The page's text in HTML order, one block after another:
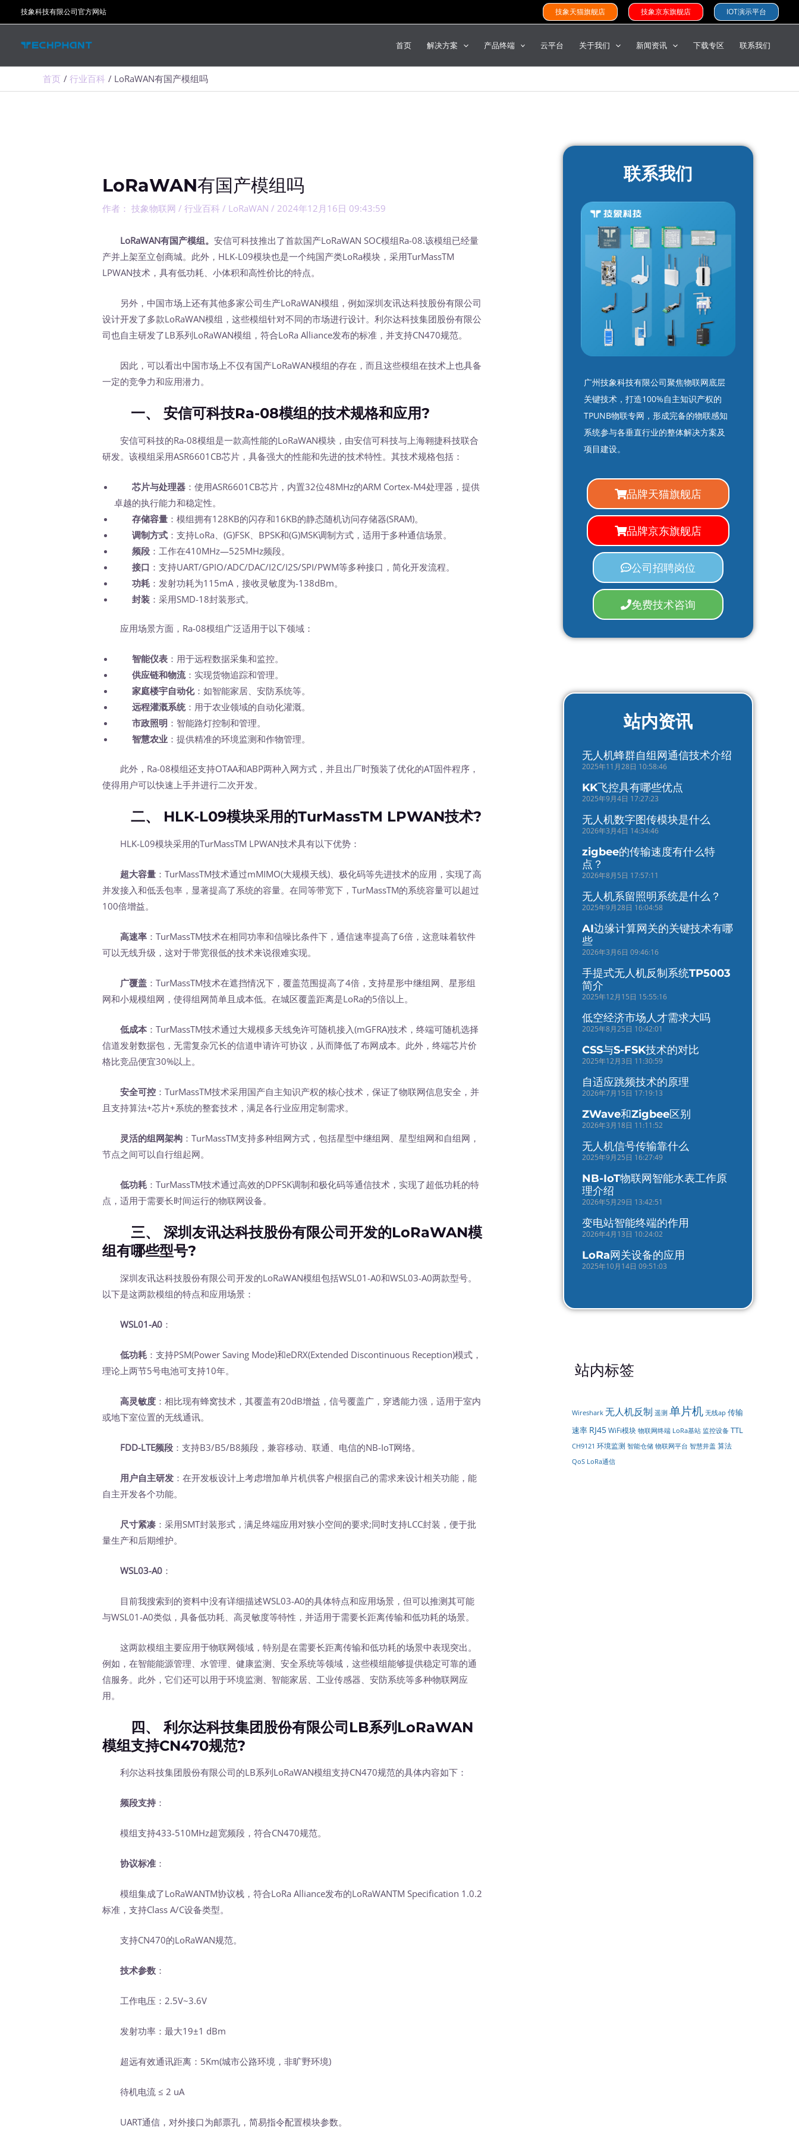
至
技象科技有限公司官方网站 技象天猫旗舰店 技象京东旗舰店 IOT演示平台
首页 解决方案 产品终端 云平台 关于我们 新闻资讯 下载专区 联系我们
首页 行业百科 LoRaWAN有国产模组吗
LoRaWAN有国产模组吗
作者： 技象物联网/行业百科 / LoRaWAN / 2024年12月16日 09:43:59
LoRaWAN有国产模组。安信可科技推出了首款国产LoRaWAN SOC模组Ra-08.该模组已经量
产并上架至立创商城。此外，HLK-L09模块也是一个纯国产类LoRa模块，采用TurMassTM
LPWAN技术，具有低功耗、小体积和高性价比的特点。
另外，中国市场上还有其他多家公司生产LoRaWAN模组，例如深圳友讯达科技股份有限公司
设计开发了多款LoRaWAN模组，这些模组针对不同的市场进行设计。利尔达科技集团股份有限公
司也自主研发了LB系列LoRaWAN模组，符合LoRa Alliance发布的标准，并支持CN470规范。
因此，可以看出中国市场上不仅有国产LoRaWAN模组的存在，而且这些模组在技术上也具备
一定的竞争力和应用潜力。
一、 安信可科技Ra-08模组的技术规格和应用?
安信可科技的Ra-08模组是一款高性能的LoRaWAN模块，由安信可科技与上海翱捷科技联合
研发。该模组采用ASR6601CB芯片，具备强大的性能和先进的技术特性。其技术规格包括：
芯片与处理器 ：使用ASR6601CB芯片，内置32位48MHz的ARM Cortex-M4处理器，提供
卓越的执行能力和稳定性。
存储容量 ：模组拥有128KB的闪存和16KB的静态随机访问存储器(SRAM)。
调制方式 ：支持LoRa、(G)FSK、BPSK和(G)MSK调制方式，适用于多种通信场景。
频段 ：工作在410MHz—525MHz频段。
接口 ：支持UART/GPIO/ADC/DAC/I2C/I2S/SPI/PWM等多种接口，简化开发流程。
功耗 ：发射功耗为115mA，接收灵敏度为-138dBm。
封装 ：采用SMD-18封装形式。
应用场景方面，Ra-08模组广泛适用于以下领域：
智能仪表 ：用于远程数据采集和监控。
供应链和物流：实现货物追踪和管理。
家庭楼宇自动化：如智能家居、安防系统等。
远程灌溉系统：用于农业领域的自动化灌溉。
市政照明 ：智能路灯控制和管理。
智慧农业 ：提供精准的环境监测和作物管理。
此外，Ra-08模组还支持OTAA和ABP两种入网方式，并且出厂时预装了优化的AT固件程序，
使得用户可以快速上手并进行二次开发。
二、 HLK-L09模块采用的TurMassTM LPWAN技术?
HLK-L09模块采用的TurMassTM LPWAN技术具有以下优势：
超大容量 ：TurMassTM技术通过mMIMO(大规模天线)、极化码等先进技术的应用，实现了高
并发接入和低丢包率，显著提高了系统的容量。在同等带宽下，TurMassTM的系统容量可以超过
100倍增益。
高速率 ：TurMassTM技术在相同功率和信噪比条件下，通信速率提高了6倍，这意味着软件
可以无线升级，这对于带宽很低的技术来说很难实现。
广覆盖 ：TurMassTM技术在遮挡情况下，覆盖范围提高了4倍，支持星形中继组网、星形组
网和小规模组网，使得组网简单且成本低。在城区覆盖距离是LoRa的5倍以上。
低成本：TurMassTM技术通过大规模多天线免许可随机接入(mGFRA)技术，终端可随机选择
信道发射数据包，无需复杂冗长的信道申请许可协议，从而降低了布网成本。此外，终端芯片价
格比竞品便宜30%以上。
安全可控 ：TurMassTM技术采用国产自主知识产权的核心技术，保证了物联网信息安全，并
且支持算法+芯片+系统的整套技术，满足各行业应用定制需求。
灵活的组网架构 ：TurMassTM支持多种组网方式，包括星型中继组网、星型组网和自组网，
节点之间可以自行组起网。
低功耗 ：TurMassTM技术通过高效的DPFSK调制和极化码等通信技术，实现了超低功耗的特
点，适用于需要长时间运行的物联网设备。
三、 深圳友讯达科技股份有限公司开发的LoRaWAN模
组有哪些型号?
深圳友讯达科技股份有限公司开发的LoRaWAN模组包括WSL01-A0和WSL03-A0两款型号。
以下是这两款模组的特点和应用场景：
WSL01-A0 ：
低功耗 ：支持PSM(Power Saving Mode)和eDRX(Extended Discontinuous Reception)模式，
理论上两节5号电池可支持10年。
高灵敏度 ：相比现有蜂窝技术，其覆盖有20dB增益，信号覆盖广，穿透能力强，适用于室内
或地下室位置的无线通讯。
FDD-LTE频段 ：支持B3/B5/B8频段，兼容移动、联通、电信的NB-IoT网络。
用户自主研发 ：在开发板设计上考虑增加单片机供客户根据自己的需求来设计相关功能，能
自主开发各个功能。
尺寸紧凑 ：采用SMT封装形式，满足终端应用对狭小空间的要求;同时支持LCC封装，便于批
量生产和后期维护。
WSL03-A0 ：
目前我搜索到的资料中没有详细描述WSL03-A0的具体特点和应用场景，但可以推测其可能
与WSL01-A0类似，具备低功耗、高灵敏度等特性，并适用于需要长距离传输和低功耗的场景。
这两款模组主要应用于物联网领域，特别是在需要长距离传输和低功耗的场景中表现突出。
例如，在智能能源管理、水管理、健康监测、安全系统等领域，这些模组能够提供稳定可靠的通
信服务。此外，它们还可以用于环境监测、智能家居、工业传感器、安防系统等多种物联网应
用。
四、 利尔达科技集团股份有限公司LB系列LoRaWAN
模组支持CN470规范?
利尔达科技集团股份有限公司的LB系列LoRaWAN模组支持CN470规范的具体内容如下：
频段支持：
模组支持433-510MHz超宽频段，符合CN470规范。
协议标准 ：
模组集成了LoRaWANTM协议栈，符合LoRa Alliance发布的LoRaWANTM Specification 1.0.2
标准，支持Class A/C设备类型。
支持CN470的LoRaWAN规范。
技术参数 ：
工作电压：2.5V~3.6V
发射功率：最大19±1 dBm
超远有效通讯距离：5Km(城市公路环境，非旷野环境)
待机电流 ≤ 2 uA
UART通信，对外接口为邮票孔，简易指令配置模块参数。
联系我们
广州技象科技有限公司聚焦物联网底层
关键技术，打造100%自主知识产权的
TPUNB物联专网，形成完备的物联感知
系统参与各垂直行业的整体解决方案及
项目建设。
品牌天猫旗舰店
品牌京东旗舰店
公司招聘岗位
免费技术咨询
站内资讯
无人机蜂群自组网通信技术介绍
2025年11月28日 10:58:46
KK飞控具有哪些优点
2025年9月4日 17:27:23
无人机数字图传模块是什么
2026年3月4日 14:34:46
zigbee的传输速度有什么特
点？
2026年8月5日 17:57:11
无人机系留照明系统是什么？
2025年9月28日 16:04:58
AI边缘计算网关的关键技术有哪
些
2026年3月6日 09:46:16
手提式无人机反制系统TP5003
简介
2025年12月15日 15:55:16
低空经济市场人才需求大吗
2025年8月25日 10:42:01
CSS与S-FSK技术的对比
2025年12月3日 11:30:59
自适应跳频技术的原理
2026年7月15日 17:19:13
ZWave和Zigbee区别
2026年3月18日 11:11:52
无人机信号传输靠什么
2025年9月25日 16:27:49
NB-IoT物联网智能水表工作原
理介绍
2026年5月29日 13:42:51
变电站智能终端的作用
2026年4月13日 10:24:02
LoRa网关设备的应用
2025年10月14日 09:51:03
站内标签
Wireshark 无人机反制 遥测 单片机 无线ap 传输
速率 RJ45WiFi模块 物联网终端 LoRa基站 监控设备 TTL
CH9121 环境监测 智能仓储 物联网平台 智慧井盖 算法
QoS LoRa通信